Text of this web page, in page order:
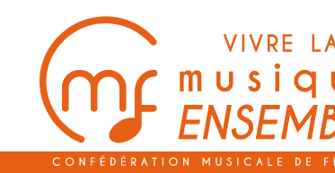
contenu